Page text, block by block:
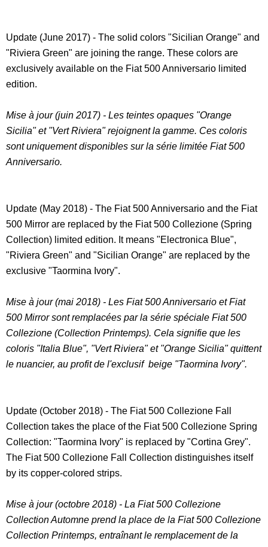
Update (June 2017) - The solid colors "Sicilian Orange" and
"Riviera Green" are joining the range. These colors are
exclusively available on the Fiat 500 Anniversario limited
edition.
Mise à jour (juin 2017) - Les teintes opaques "Orange
Sicilia" et "Vert Riviera" rejoignent la gamme. Ces coloris
sont uniquement disponibles sur la série limitée Fiat 500
Anniversario.
Update (May 2018) - The Fiat 500 Anniversario and the Fiat
500 Mirror are replaced by the Fiat 500 Collezione (Spring
Collection) limited edition. It means "Electronica Blue",
"Riviera Green" and "Sicilian Orange" are replaced by the
exclusive "Taormina Ivory".
Mise à jour (mai 2018) - Les Fiat 500 Anniversario et Fiat
500 Mirror sont remplacées par la série spéciale Fiat 500
Collezione (Collection Printemps). Cela signifie que les
coloris "Italia Blue", "Vert Riviera" et "Orange Sicilia" quittent
le nuancier, au profit de l'exclusif beige "Taormina Ivory".
Update (October 2018) - The Fiat 500 Collezione Fall
Collection takes the place of the Fiat 500 Collezione Spring
Collection: "Taormina Ivory" is replaced by "Cortina Grey".
The Fiat 500 Collezione Fall Collection distinguishes itself
by its copper-colored strips.
Mise à jour (octobre 2018) - La Fiat 500 Collezione
Collection Automne prend la place de la Fiat 500 Collezione
Collection Printemps, entraînant le remplacement de la